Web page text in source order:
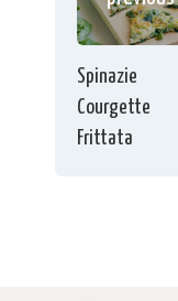
Spinazie
Courgette
Frittata